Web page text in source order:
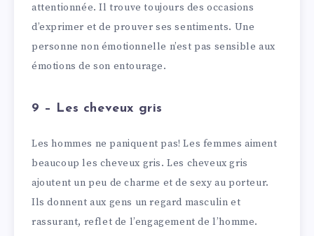
attentionnée. Il trouve toujours des occasions
d’exprimer et de prouver ses sentiments. Une
personne non émotionnelle n’est pas sensible aux
émotions de son entourage.
9 – Les cheveux gris
Les hommes ne paniquent pas! Les femmes aiment
beaucoup les cheveux gris. Les cheveux gris
ajoutent un peu de charme et de sexy au porteur.
Ils donnent aux gens un regard masculin et
rassurant, reflet de l’engagement de l’homme.